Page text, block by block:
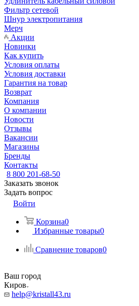
Фильтр сетевой
Шнур электропитания
Мерч
Акции
Новинки
Как купить
Условия оплаты
Условия доставки
Гарантия на товар
Возврат
Компания
О компании
Новости
Отзывы
Вакансии
Магазины
Бренды
Контакты
8 800 201-68-50
Заказать звонок
Задать вопрос
Войти
Корзина0
Избранные товары0
Сравнение товаров0
Ваш город
Киров
help@kristall43.ru